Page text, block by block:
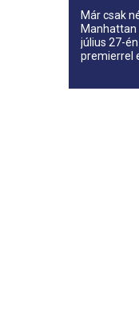
Már csak
Manhattan
július 27-
premierrel
City